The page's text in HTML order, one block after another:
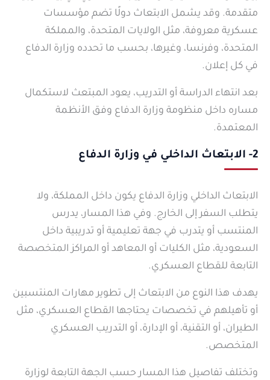
متقدمة. وقد يشمل الابتعاث دولًا تضم مؤسسات
عسكرية معروفة، مثل الولايات المتحدة، والمملكة
المتحدة، وفرنسا، وغيرها، بحسب ما تحدده وزارة الدفاع
في كل إعلان.
بعد انتهاء الدراسة أو التدريب، يعود المبتعث لاستكمال
مساره داخل منظومة وزارة الدفاع وفق الأنظمة
المعتمدة.
2- الابتعاث الداخلي في وزارة الدفاع
الابتعاث الداخلي وزارة الدفاع يكون داخل المملكة، ولا
يتطلب السفر إلى الخارج. وفي هذا المسار، يدرس
المنتسب أو يتدرب في جهة تعليمية أو تدريبية داخل
السعودية، مثل الكليات أو المعاهد أو المراكز المتخصصة
التابعة للقطاع العسكري.
يهدف هذا النوع من الابتعاث إلى تطوير مهارات المنتسبين
أو تأهيلهم في تخصصات يحتاجها القطاع العسكري، مثل
الطيران، أو التقنية، أو الإدارة، أو التدريب العسكري
المتخصص.
وتختلف تفاصيل هذا المسار حسب الجهة التابعة لوزارة